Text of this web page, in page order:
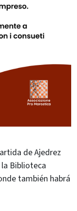
de Ajedrez
Biblioteca
también habrá